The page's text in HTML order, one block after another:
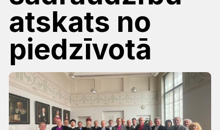
atskats no
piedzīvotā